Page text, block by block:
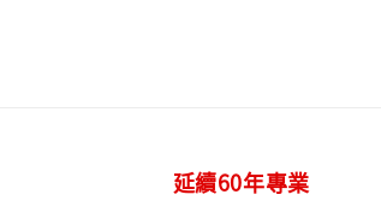
延續60年專業